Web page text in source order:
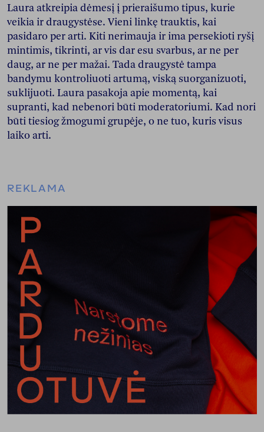
Laura atkreipia dėmesį į prieraišumo tipus, kurie
veikia ir draugystėse. Vieni linkę trauktis, kai
pasidaro per arti. Kiti nerimauja ir ima persekioti ryšį
mintimis, tikrinti, ar vis dar esu svarbus, ar ne per
daug, ar ne per mažai. Tada draugystė tampa
bandymu kontroliuoti artumą, viską suorganizuoti,
suklijuoti. Laura pasakoja apie momentą, kai
supranti, kad nebenori būti moderatoriumi. Kad nori
būti tiesiog žmogumi grupėje, o ne tuo, kuris visus
laiko arti.
REKLAMA